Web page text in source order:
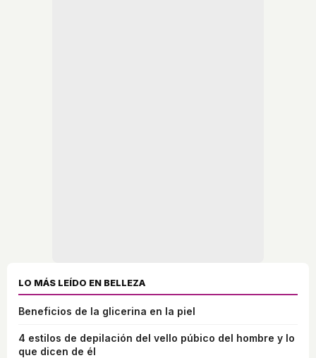
LO MÁS LEÍDO EN BELLEZA
Beneficios de la glicerina en la piel
4 estilos de depilación del vello púbico del hombre y lo
que dicen de él